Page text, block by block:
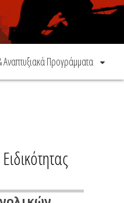
Αναπτυξιακά Προγράμματα